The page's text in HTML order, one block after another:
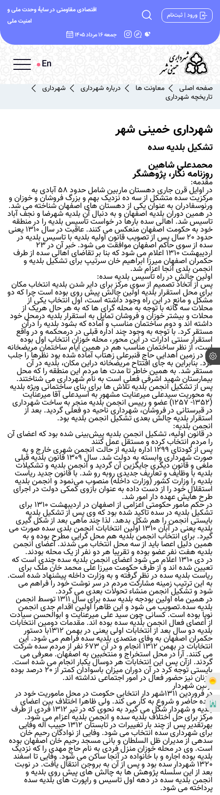
ورود | ثبت‌نام
اقتصادی مقاومتی در سایۀ وحدت ملی و
امنیت ملی
جمعه 16 مرداد 1405
En
صفحه اصلی شهرداری درباره شهرداری
معاونت ها
تاریخچه شهرداری
شهرداری خمینی شهر
تشکیل بلدیه سده
محمدعلی شاهین
روزنامه نگار، پژوهشگر
مقدمه:
در اوایل قرن جاری دهستان ماربین شامل حدود 58 آبادی به
مرکزیت سده متشکل از سه ده نزدیک بهم و بزرگ فروشان و خوزان و
ورنوسفادران به عنوان یکی از دهستان های اصفهان شناخته می شد.
در همین دوران بلدیه اصفهان و به دنبال آن بلدیه شهرضا و نجف آباد
تاسیس شد. اهالی سده بارها در خواست تاسیس بلدیه را در منطقه
خود به حکومت اصفهان منعکس می کنند. عاقبت در سال 1310 یعنی
حدود 20 سال پس از تصویب قانون اولیه بلدیه با تاسیس بلدیه در
سده از سوی حاکم اصفهان موافقت می شود. خبر آن در 23
اردیبهشت 1310 اعلام می شود که بنا بر تقاضای اهالی سده از طرف
حکمران اصفهان میرزا ابراهیم خان سرتیپ برای تشکیل بلدیه و
انجمن بلدی آنجا اعزام شد.
اولین چالش در راه تاسیس بلدیه سده:
پس از اتخاذ تصمیم از سوی مرکز برای دایر شدن بلدیه انتخاب مکان
برای محل استقرار بلدیه اولین چالش پیش روی بوده است چرا که دو
مشکل و مانع در این راه وجود داشته است، اول انتخاب یکی از
محلات سه گانه با توجه به محله گرای ها که به هر حال هریک از
محلات و بیشتر خوزان و فروشان تمایل به استقرار بلدیه درمحل خود
داشته اند و دوم ساختمان مناسب و آماده که بشود بلدیه را درآن
مستقر کرد. با توجه به وجود چند اداره قبلی در درمحکمه و در واقع
استقرار سنتی ادارات در این محور، محله خوزان انتخاب اول بوده
است، از نظر ساختمان مناسب هم در همین ایام ساختمان مریضخانه
که در زمین اهدایی حاج قنبرعلی زهتاب آماده شده بود نظرها را جلب
کرد. بنابراین به جای افتتاح مریضخانه دراین مکان، بلدیه در آن
مستقر شد. به همین خاطر تا مدت ها مردم این منطقه را که محل
بیمارستان شهید اشرفی فعلی است به نام شهرداری می شناختند.
پس از تشکیل انجمن بلدیه تلاش ها برای بنای ساختمانی ویژه بلدیه
به محوریت سیدعلی میرعنایت مشهور به آسیدعلی آقا میرعنایت
(1352- 1257) عضو و رییس انجمن بلدیه منجر به ساخت شهرداری
در قبرستانی در فروشان، شهرداری ناحیه دو فعلی گردید. بعد از
استقرار بلدیه چالش بعدی تشکیل انجمن بلدیه بود.
انجمن بلدیه:
در قانون اولیه، تشکیل انجمن بلدیه پیش‌بینی شده‌ بود که اعضای آن
را مردم انتخاب کرده و مستقل عمل کنند
پس از کودتای 1299 اداره بلدیه از حالت انجمن شهری خارج و به
صورت شهرداری وابسته به دولت شد. سال 1309 قانون بلدیه قبلی
ملغی و قانون دیگری جایگزین آن گردید و انجمن بلدیه و تشکیلات
بلدیه با وظایف و تعاریف جدیدی روبه‌ رو شد. با قانون جدید ریاست
بلدیه را وزارت کشور (وزارت داخله) منصوب می‌نمود و انجمن بلدیه
استقلال خود را از دست داده به عنوان بازوی کمکی دولت در اجرای
طرح هایش عهده‌ دار امور شد.
در حکم مامور حکومتی اعزامی از اصفهان در اردیبهشت 1310 برای
تشکیل بلدیه در سده تاکید شده بود که وی پس از تشکیل بلدیه
بایستی انجمن را هم شکل بدهد. لذا چند ماهی بعد از شکل گیری
بلدیه یعنی در آبان 1310 اولین انتخابات انجمن بلدی سده صورت می
گیرد. برای انتخاب انجمن بلدیه هم محل گرایی مطرح بوده و به
همین دلیل اعصا باید از سه محل انتخاب می شدند. اعضای انجمن
بلدیه هفت نفر عضو بوده و تقریبا هر دو نفر از یک محله بودند.
در دی 1310 اعلام می شود اعضای انجمن بلدیه سده چندی است که
تعیین شده اند و از طرف حکومت میرزا علی محمد خان ملک برای
ریاست بلدیه سده در نظر گرفته و به وزارت داخله پیشنهاد شده است.
به این ترتیب زمینه مشارکت مردم در سر نوشت خود را فراهم می
شود و تشکیل انجمن منشاء تحولات بعدی می گردد.
در همین ماه اولین بودجه بلدیه سده برای سال 1311 توسط انجمن
بلدیه سده.تصویب می شود و این ظاهرا اولین اقدام جدی انجمن
نوپا بوده است. کسانی چون سید علی میرعنایت و ابوالحسن سیادت
از اعصای فعال انجمن بلدیه سده بوده اند. مقدمات دومین انتخابات
بلدیه دو سال بعد از انتخابات اولی یعنی در بهمن 1312با دستور
حکمران اصفهان به وفای متصدی بلدیه سده فراهم می شود. این
انتخابات در بهمن 1312 انجام و در آن 673 نفر از مردم سده شرکت
می کنند. آرا در محل استخراج و منتخبین به اصفهان. معرفی می
گردند. ازآن پس این انتخابات هر دوسال یکبار انجام می شده است.
بایستی توجه کرد در آن دوران میزان باسوادان کمتر از 20 درصد بوده
و زنان نیز حضور فعال در امور اجتماعی نداشته اند.
اولین شهردار
در فروردین 1311شهر دار انتخابی حکومت در محل ماموریت خود در
سده حاضر و شروع به کار می کند. ولی ظاهرا اختلاف بین اعضای
بلدیه و شهردار شکل می گیرد به نحوی که در تیر 1312 فردی از طرف
مرکز برای حل اختلاف بلدیه سده و انجمن بلدیه اعزام می شود.
بهرتقدیر پس از چند بار تغییرات در تابستان 1312 حبیب اله وفایی
برای شهرداری سده انتخاب می شود. وفایی از نوادگان رحیم خان
سدهی از مدیران ظل السلطان و بانی مسجد رحیم خان اصفهان بوده
است. وی در محله خوزان منزل فردی به نام حاج مهدی را که نزدیک
بلدیه بوده اجاره و با خانواده در آنجا ساکن می شود. وفایی تا اسفند
1320 شهردار سده بود و پس از آن به بروجن انتقال یافت. در نوبت
بعد از این سلسله پژوهش ها به چالش های پیش روی بلدیه و
انجمن بلدیه سده در دهه اول تاسیس و راپورت های بلدیه سده
پرداخته می شود.